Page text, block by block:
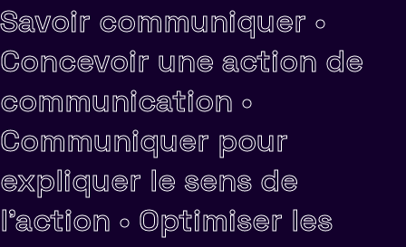
Savoir communiquer •
Concevoir une action de
communication •
Communiquer pour
expliquer le sens de
l'action • Optimiser les